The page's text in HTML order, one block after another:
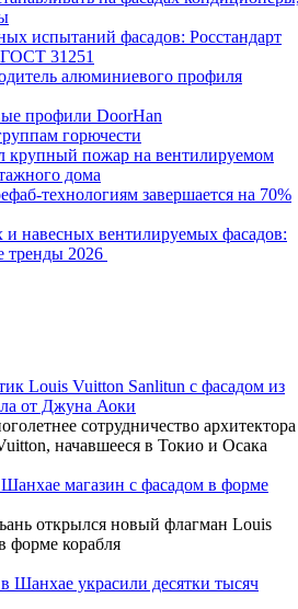
испытаний фасадов: Росстандарт
ГОСТ 31251
алюминиевого профиля
профили DoorHan
горючести
крупный пожар на вентилируемом
дома
технологиям завершается на 70%
навесных вентилируемых фасадов:
тренды 2026
Louis Vuitton Sanlitun с фасадом из
от Джуна Аоки
сотрудничество архитектора
начавшееся в Токио и Осака
магазин с фасадом в форме
открылся новый флагман Louis
форме корабля
Шанхае украсили десятки тысяч